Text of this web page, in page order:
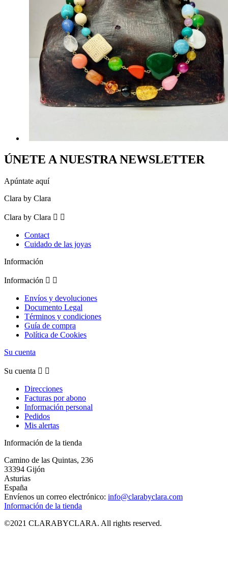
ÚNETE A NUESTRA NEWSLETTER
Apúntate aquí
Clara by Clara
Clara by Clara  
Contact
Cuidado de las joyas
Información
Información  
Envíos y devoluciones
Documento Legal
Términos y condiciones
Guía de compra
Política de Cookies
Su cuenta
Su cuenta  
Direcciones
Facturas por abono
Información personal
Pedidos
Mis alertas
Información de la tienda
Camino de las Quintas, 236
33394 Gijón
Asturias
España
Envíenos un correo electrónico: info@clarabyclara.com
Información de la tienda
©2021 CLARABYCLARA. All rights reserved.